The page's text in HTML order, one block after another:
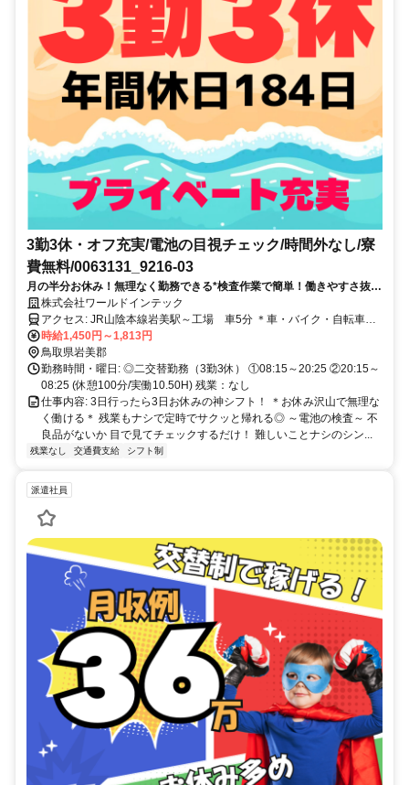
3勤3休・オフ充実/電池の目視チェック/時間外なし/寮
費無料/0063131_9216-03
月の半分お休み！無理なく勤務できる*検査作業で簡単！働きやすさ抜群
◎履歴書ナシで応募OK！
株式会社ワールドインテック
アクセス: JR山陰本線岩美駅～工場 車5分 ＊車・バイク・自転車通
勤OK ＊交通費規定支給 【寮～工場】 ＊車で20分～30分 ＊寮の家賃
は無料！
時給1,450円～1,813円
鳥取県岩美郡
勤務時間・曜日: ◎二交替勤務（3勤3休） ①08:15～20:25 ②20:15～
08:25 (休憩100分/実働10.50H) 残業：なし
仕事内容: 3日行ったら3日お休みの神シフト！ ＊お休み沢山で無理な
く働ける＊ 残業もナシで定時でサクッと帰れる◎ ～電池の検査～ 不
良品がないか 目で見てチェックするだけ！ 難しいことナシのシン...
残業なし 交通費支給 シフト制
派遣社員